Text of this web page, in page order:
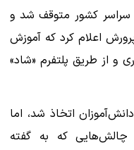
کشور متوقف شد و
اعلام کرد که آموزش
و از طریق پلتفرم «شاد»
اتخاذ شد، اما
چالش‌هایی که به گفته